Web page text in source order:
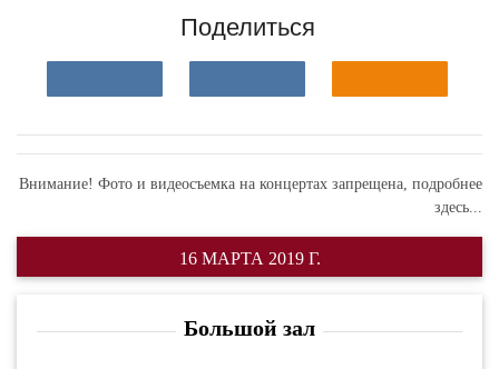
Поделиться
Внимание! Фото и видеосъемка на концертах запрещена, подробнее
здесь...
16 МАРТА 2019 Г.
Большой зал